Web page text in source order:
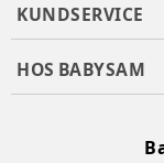
KUNDSERVICE
HOS BABYSAM